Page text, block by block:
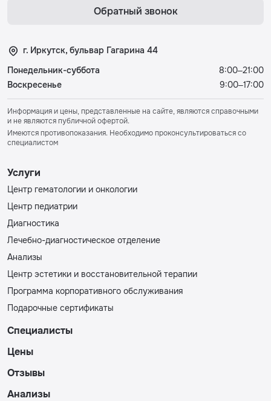
Обратный звонок
г. Иркутск, бульвар Гагарина 44
Понедельник-суббота
8:00–21:00
Воскресенье
9:00–17:00
Информация и цены, представленные на сайте, являются справочными
и не являются публичной офертой.
Имеются противопоказания. Необходимо проконсультироваться со
специалистом
Услуги
Центр гематологии и онкологии
Центр педиатрии
Диагностика
Лечебно-диагностическое отделение
Анализы
Центр эстетики и восстановительной терапии
Программа корпоративного обслуживания
Подарочные сертификаты
Специалисты
Цены
Отзывы
Анализы